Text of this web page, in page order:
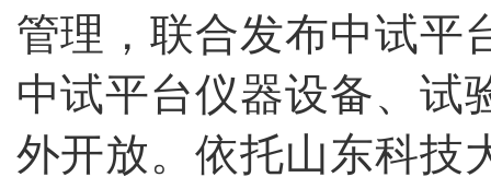
管理，联合发布中试平
中试平台仪器设备、试
外开放。依托山东科技